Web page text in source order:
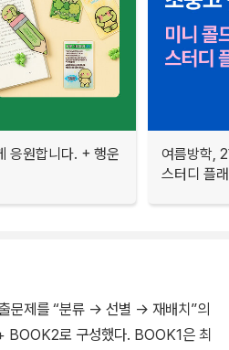
응원합니다. + 행운
여름방학,
스터디 플
문제를 “분류 → 선별 → 재배치”의
BOOK2로 구성했다. BOOK1은 최